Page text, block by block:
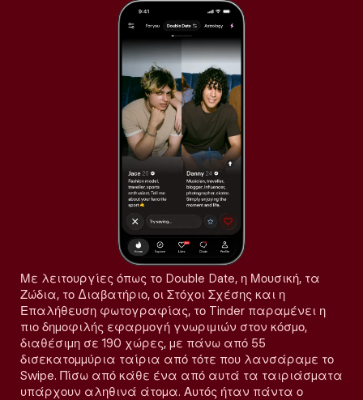
Με λειτουργίες όπως το Double Date, η Μουσική, τα
Ζώδια, το Διαβατήριο, οι Στόχοι Σχέσης και η
Επαλήθευση φωτογραφίας, το Tinder παραμένει η
πιο δημοφιλής εφαρμογή γνωριμιών στον κόσμο,
διαθέσιμη σε 190 χώρες, με πάνω από 55
δισεκατομμύρια ταίρια από τότε που λανσάραμε το
Swipe. Πίσω από κάθε ένα από αυτά τα ταιριάσματα
υπάρχουν αληθινά άτομα. Αυτός ήταν πάντα ο